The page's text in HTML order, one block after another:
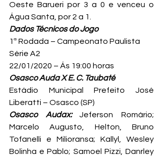
Oeste Barueri por 3 a 0 e venceu o
Água Santa, por 2 a 1.
Dados Técnicos do Jogo
1ª Rodada – Campeonato Paulista
Série A2
22/01/2020 – Ás 19:00 horas
Osasco Auda X E. C. Taubaté
Estádio Municipal Prefeito José
Liberatti – Osasco (SP)
Osasco Audax: Jeferson Romário;
Marcelo Augusto, Helton, Bruno
Tofanelli e Milioransa; Kallyl, Wesley
Bolinha e Pablo; Samoel Pizzi, Danrley